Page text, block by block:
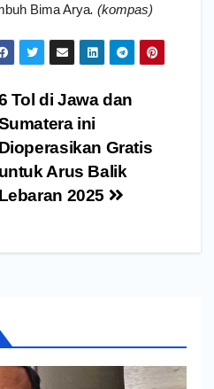
Bima Arya. (kompas)
Tol di Jawa dan
ini
Dioperasikan Gratis
untuk Arus Balik
Lebaran 2025